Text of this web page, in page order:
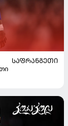
ᲡᲐᲤᲠᲐᲜᲒᲔᲗᲘ